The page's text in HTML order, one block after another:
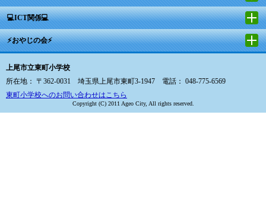
💻ICT関係💻
⚡おやじの会⚡
上尾市立東町小学校
所在地： 〒362-0031 埼玉県上尾市東町3-1947 電話： 048-775-6569
東町小学校へのお問い合わせはこちら
Copyright (C) 2011 Ageo City, All rights reserved.